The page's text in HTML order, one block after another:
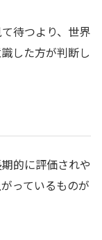
待つより、世界
した方が判断し
的に評価されや
っているものが